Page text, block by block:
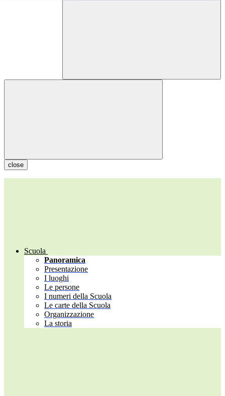
close
Scuola
Panoramica
Presentazione
I luoghi
Le persone
I numeri della Scuola
Le carte della Scuola
Organizzazione
La storia